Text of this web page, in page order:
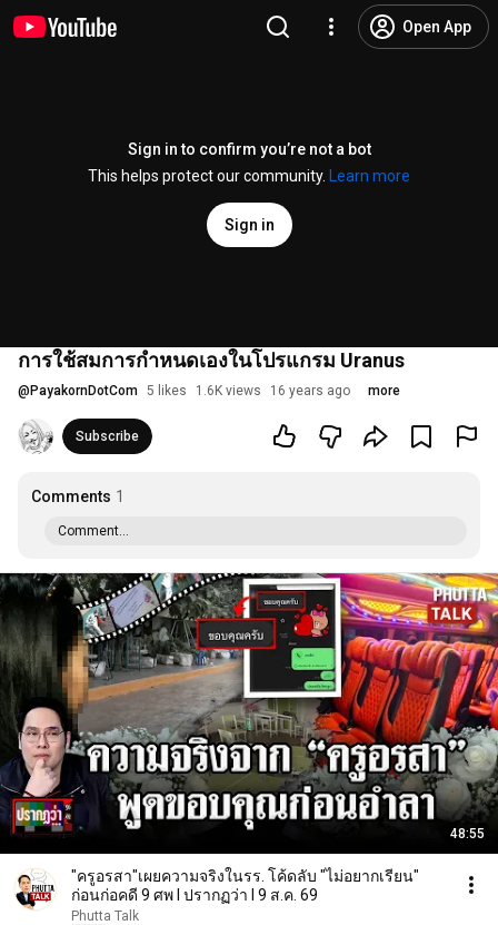
Open App
Sign in to confirm you’re not a bot
This helps protect our community.
Learn more
Sign in
การใช้สมการกำหนดเองในโปรแกรม Uranus
@ PayakornDotCom 5 likes 1.6K views 16 years ago more
Subscribe
Comments 1
Comment...
48:55
"ครูอรสา"เผยความจริงในรร. โค้ดลับ "ไม่อยากเรียน"
ก่อนก่อคดี 9 ศพ l ปรากฏว่า l 9 ส.ค. 69
Phutta Talk